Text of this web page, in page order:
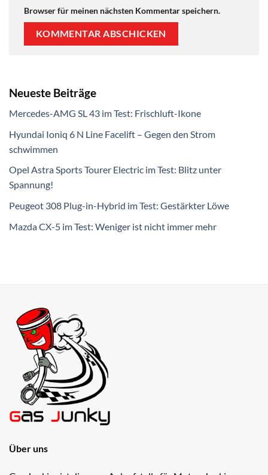
Browser für meinen nächsten Kommentar speichern.
Neueste Beiträge
Mercedes-AMG SL 43 im Test: Frischluft-Ikone
Hyundai Ioniq 6 N Line Facelift – Gegen den Strom
schwimmen
Opel Astra Sports Tourer Electric im Test: Blitz unter
Spannung!
Peugeot 308 Plug-in-Hybrid im Test: Gestärkter Löwe
Mazda CX-5 im Test: Weniger ist nicht immer mehr
Über uns